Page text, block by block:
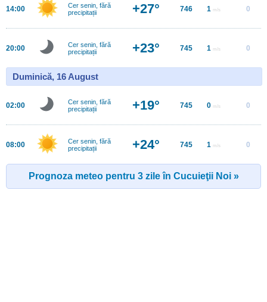
14:00
Cer senin, fără
precipitații
+27° 746 1 m/s 0
20:00
Cer senin, fără
precipitații
+23° 745 1 m/s 0
Duminică, 16 August
02:00
Cer senin, fără
precipitații
+19° 745 0 m/s 0
08:00
Cer senin, fără
precipitații
+24° 745 1 m/s 0
Prognoza meteo pentru 3 zile în Cucuieţii Noi »